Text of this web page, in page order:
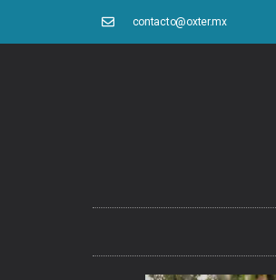
contacto@oxter.mx